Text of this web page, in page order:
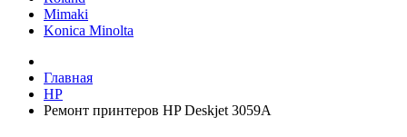
Mimaki
Konica Minolta
Главная
HP
Ремонт принтеров HP Deskjet 3059А